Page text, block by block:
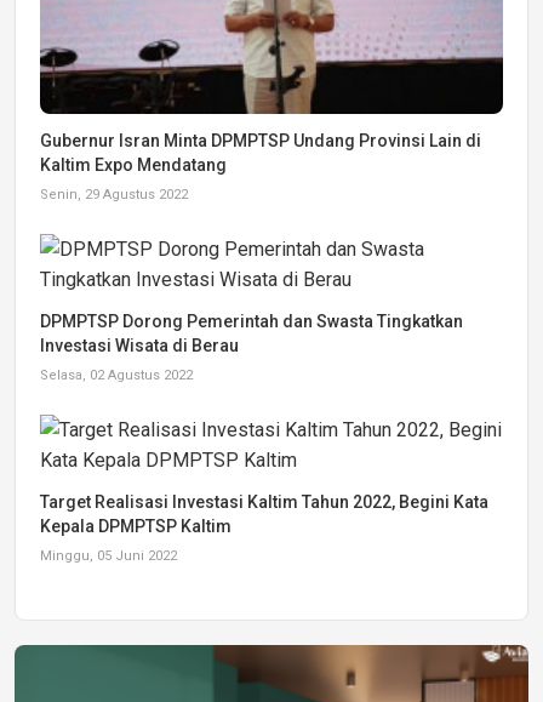
Gubernur Isran Minta DPMPTSP Undang Provinsi Lain di
Kaltim Expo Mendatang
Senin, 29 Agustus 2022
DPMPTSP Dorong Pemerintah dan Swasta Tingkatkan
Investasi Wisata di Berau
Selasa, 02 Agustus 2022
Target Realisasi Investasi Kaltim Tahun 2022, Begini Kata
Kepala DPMPTSP Kaltim
Minggu, 05 Juni 2022